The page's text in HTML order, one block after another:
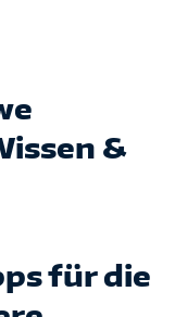
&
für die